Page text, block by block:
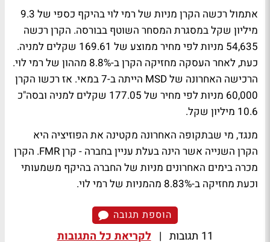
אתמול רכשה הקרן מניות של רמי לוי בהיקף כספי של 9.3
מיליון שקל במסגרת המסחר השוטף בבורסה. הקרן רכשה
54,635 מניות לפי מחיר ממוצע של 169.61 שקלים למניה.
כעת, לאחר העסקה מחזיקה הקרן ב-8.8% מההון של רמי לוי.
הרכישה האחרונה של MSD הייתה ב-7 במאי. אז רכשו הקרן
60,000 מניות לפי מחיר של 177.05 שקלים למניה ובסה"כ
10.6 מיליון שקל.
מנגד, מי שבתקופה האחרונה מקטינה את הפוזיציה היא
הקרן השנייה אשר הינה בעלת עניין בחברה - קרן FMR. הקרן
מכרה בימים האחרונים מניות של החברה בהיקף משמעותי
וכעת מחזיקה ב-8.83% מהמניות של רמי לוי.
הוספת תגובה
11 תגובות | לקריאת כל התגובות